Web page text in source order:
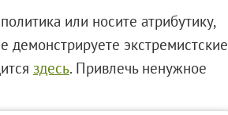
или носите атрибутику,
экстремистские
здесь. Привлечь ненужное